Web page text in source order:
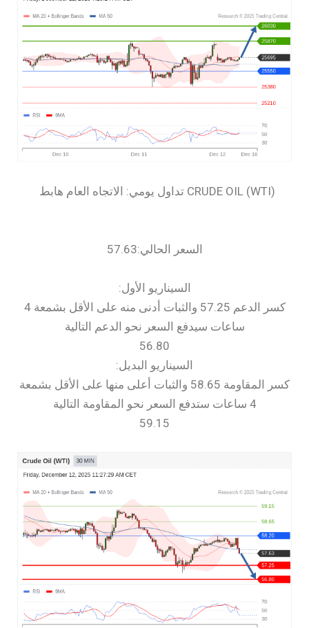
السعر الحالي:57.63
السيناريو الأول:
كسر الدعم 57.25 والثبات أدنى منه على الأقل بشمعة 4
ساعات سيدفع السعر نحو الدعم التالية
56.80
السيناريو البديل:
كسر المقاومة 58.65 والثبات أعلى منها على الأقل بشمعة
4 ساعات ستدفع السعر نحو المقاومة التالية
59.15